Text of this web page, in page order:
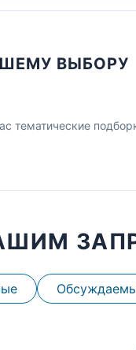
ВЫБОРУ
тематические